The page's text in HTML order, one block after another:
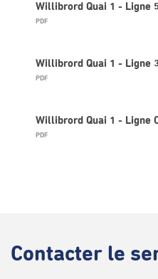
Willibrord Quai 1 - Ligne 5
PDF
Willibrord Quai 1 - Ligne
PDF
Willibrord Quai 1 - Ligne
PDF
Contacter le